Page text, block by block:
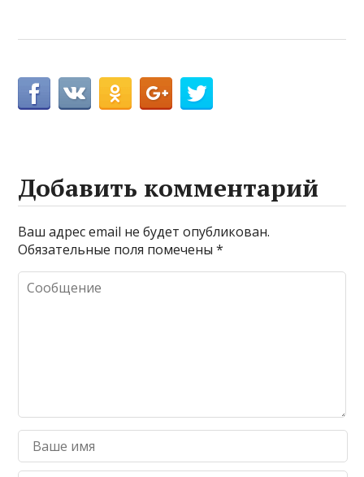
Добавить комментарий
Ваш адрес email не будет опубликован.
Обязательные поля помечены*